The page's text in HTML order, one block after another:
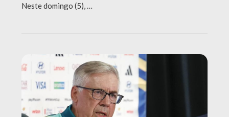
Neste domingo (5), …